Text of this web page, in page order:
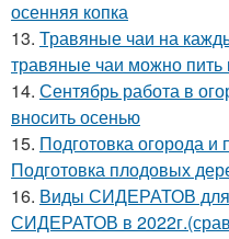
осенняя копка
13. Травяные чаи на
травяные чаи можно
14. Сентябрь работа в
вносить осенью
15. Подготовка огорода
Подготовка плодовых
16. Виды СИДЕРАТОВ для
СИДЕРАТОВ в